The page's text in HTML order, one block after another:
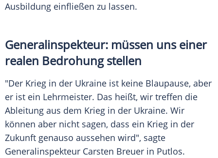
Ausbildung einfließen zu lassen.
Generalinspekteur: müssen uns einer
realen Bedrohung stellen
"Der Krieg in der Ukraine ist keine Blaupause, aber
er ist ein Lehrmeister. Das heißt, wir treffen die
Ableitung aus dem Krieg in der Ukraine. Wir
können aber nicht sagen, dass ein Krieg in der
Zukunft genauso aussehen wird", sagte
Generalinspekteur Carsten Breuer in Putlos.